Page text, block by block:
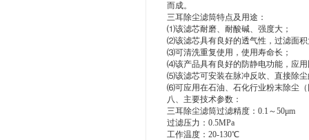
而成。
三耳除尘滤筒特点及用途：
⑴该滤芯耐磨、耐酸碱、强度大；
⑵该滤芯具有良好的透气性，过滤面
⑶可清洗重复使用，使用寿命长；
⑷该产品具有良好的防静电功能，应
⑸该滤芯可安装在脉冲反吹、直接除
⑹可应用在石油、石化行业粉末除尘
八、主要技术参数：
三耳除尘滤筒过滤精度：0.1～50μm
过滤压力：0.5MPa
工作温度：20-130℃